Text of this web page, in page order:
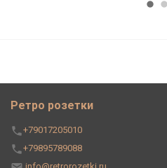
Ретро розетки
+79017205010
+79895789088